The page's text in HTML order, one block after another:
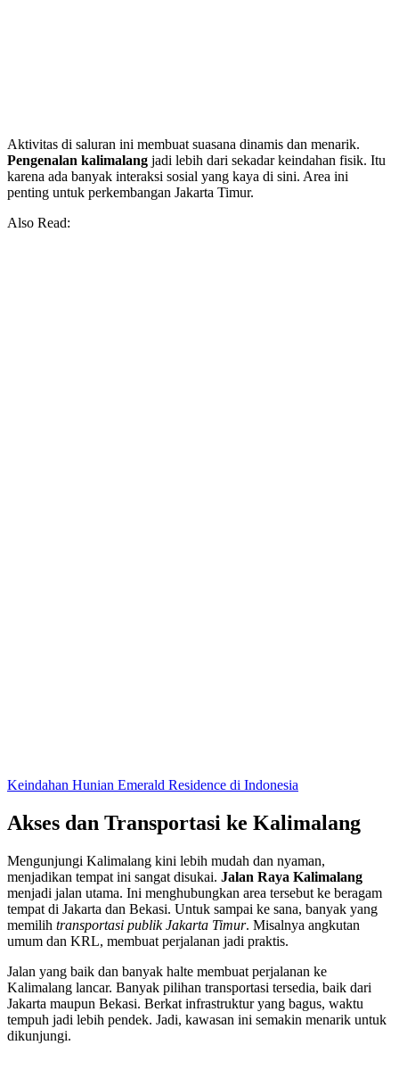
Aktivitas di saluran ini membuat suasana dinamis dan menarik.
Pengenalan kalimalang jadi lebih dari sekadar keindahan fisik. Itu
karena ada banyak interaksi sosial yang kaya di sini. Area ini
penting untuk perkembangan Jakarta Timur.
Also Read:
Keindahan Hunian Emerald Residence di Indonesia
Akses dan Transportasi ke Kalimalang
Mengunjungi Kalimalang kini lebih mudah dan nyaman,
menjadikan tempat ini sangat disukai. Jalan Raya Kalimalang
menjadi jalan utama. Ini menghubungkan area tersebut ke beragam
tempat di Jakarta dan Bekasi. Untuk sampai ke sana, banyak yang
memilih transportasi publik Jakarta Timur. Misalnya angkutan
umum dan KRL, membuat perjalanan jadi praktis.
Jalan yang baik dan banyak halte membuat perjalanan ke
Kalimalang lancar. Banyak pilihan transportasi tersedia, baik dari
Jakarta maupun Bekasi. Berkat infrastruktur yang bagus, waktu
tempuh jadi lebih pendek. Jadi, kawasan ini semakin menarik untuk
dikunjungi.